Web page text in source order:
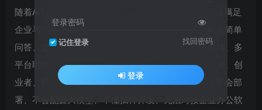
随着AI智能体时代全面到来，单纯的对话式AI已经无法满足
企业与个人的高效办公需求。大多数人使用AI仅停留在简单
问答、文案生成的浅层阶段，无法实现自动化工作流转、多
平台联动、自主任务执行与企业场景落地。很多从业者、创
业者、职场管理者想要搭建专属AI智能助理，却面临不会部
署、不会配置大模型、不懂插件开发、无法对接企业办公软
登录密码
记住登录 找回密码
登录